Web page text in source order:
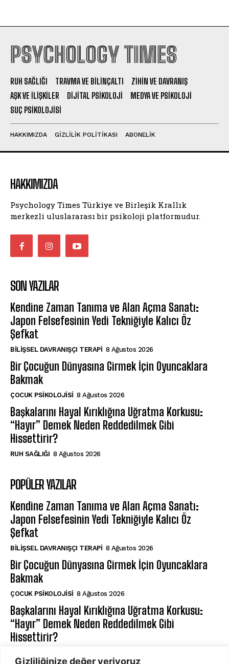
Gizliliğinize değer veriyoruz
PSYCHOLOGY TIMES
RUH SAĞLIĞI TRAVMA VE BILINÇALTI
ZIHIN VE DAVRANIŞ
AŞK VE İLIŞKILER
DIJITAL PSIKOLOJI
MEDYA VE PSIKOLOJI
SUÇ PSIKOLOJISI
HAKKIMIZDA GIZLILIK POLITIKASI ABONELIK
HAKKIMIZDA
Psychology Times Türkiye ve Birleşik Krallık
merkezli uluslararası bir psikoloji platformudur.
SON YAZILAR
Kendine Zaman Tanıma ve Alan Açma Sanatı:
Japon Felsefesinin Yedi Tekniğiyle Kalıcı Öz
Şefkat
BILIŞSEL DAVRANIŞÇI TERAPI 8 Ağustos 2026
Bir Çocuğun Dünyasına Girmek İçin Oyuncaklara
Bakmak
ÇOCUK PSIKOLOJISI 8 Ağustos 2026
Başkalarını Hayal Kırıklığına Uğratma Korkusu:
“Hayır” Demek Neden Reddedilmek Gibi
Hissettirir?
⁠RUH SAĞLIĞI 8 Ağustos 2026
POPÜLER YAZILAR
Kendine Zaman Tanıma ve Alan Açma Sanatı:
Japon Felsefesinin Yedi Tekniğiyle Kalıcı Öz
Şefkat
BILIŞSEL DAVRANIŞÇI TERAPI 8 Ağustos 2026
Bir Çocuğun Dünyasına Girmek İçin Oyuncaklara
Bakmak
ÇOCUK PSIKOLOJISI 8 Ağustos 2026
Başkalarını Hayal Kırıklığına Uğratma Korkusu:
“Hayır” Demek Neden Reddedilmek Gibi
Hissettirir?